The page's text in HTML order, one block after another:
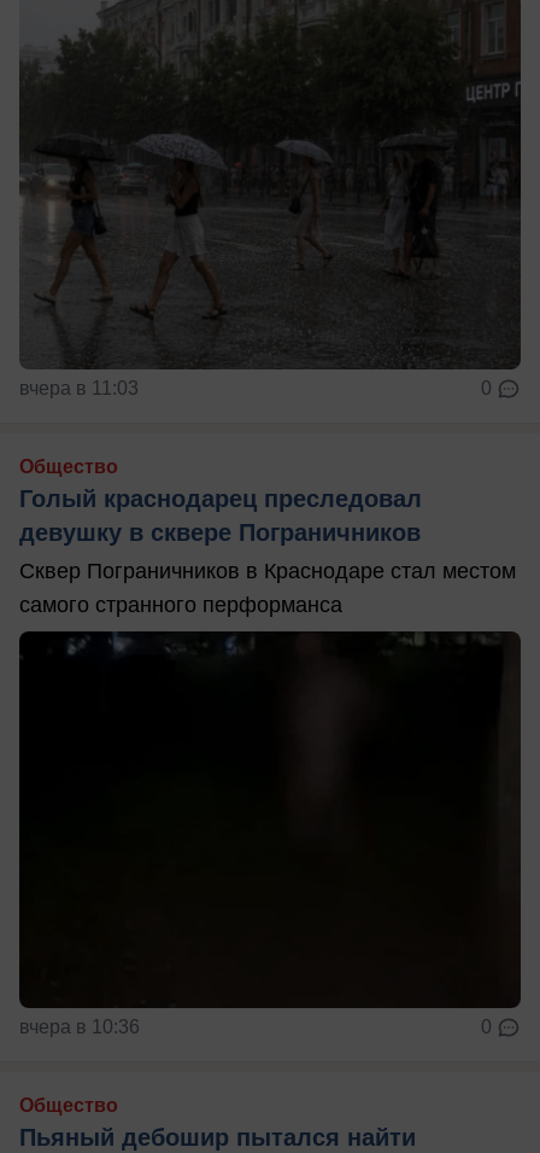
вчера в 11:03 0
Общество
Голый краснодарец преследовал
девушку в сквере Пограничников
Сквер Пограничников в Краснодаре стал местом
самого странного перформанса
вчера в 10:36 0
Общество
Пьяный дебошир пытался найти